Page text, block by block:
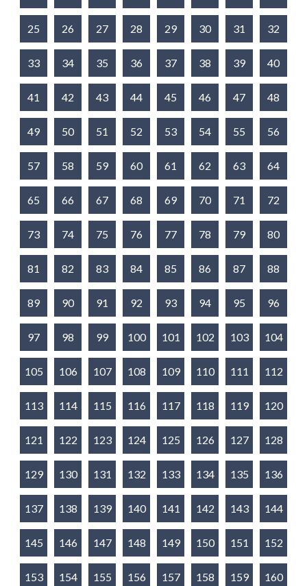
25 26 27 28 29 30 31 32
33 34 35 36 37 38 39 40
41 42 43 44 45 46 47 48
49 50 51 52 53 54 55 56
57 58 59 60 61 62 63 64
65 66 67 68 69 70 71 72
73 74 75 76 77 78 79 80
81 82 83 84 85 86 87 88
89 90 91 92 93 94 95 96
97 98 99 100 101 102 103 104
105 106 107 108 109 110 111 112
113 114 115 116 117 118 119 120
121 122 123 124 125 126 127 128
129 130 131 132 133 134 135 136
137 138 139 140 141 142 143 144
145 146 147 148 149 150 151 152
153 154 155 156 157 158 159 160